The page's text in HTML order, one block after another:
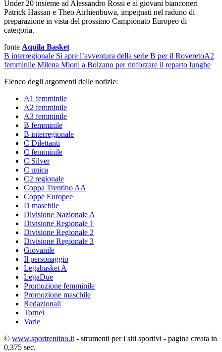
Under 20 insieme ad Alessandro Rossi e ai giovani bianconeri
Patrick Hassan e Theo Airhienbuwa, impegnati nel raduno di
preparazione in vista del prossimo Campionato Europeo di
categoria.
fonte Aquila Basket
B interregionale Si apre l’avventura della serie B per il RoveretoA2
femminile Milena Mioni a Bolzano per rinforzare il reparto lunghe
Elenco degli argomenti delle notizie:
A1 femminile
A2 femminile
A3 femminile
B femminile
B interregionale
C Dilettanti
C femminile
C Silver
C unica
C2 regionale
Coppa Trentino AA
Coppe Europee
D maschile
Divisione Nazionale A
Divisione Regionale 1
Divisione Regionale 2
Divisione Regionale 3
Giovanile
Il personaggio
Legabasket A
LegaDue
Promozione femminile
Promozione maschile
Redazionali
Tornei
Varie
© www.sportrentino.it - strumenti per i siti sportivi - pagina creata in
0,375 sec.